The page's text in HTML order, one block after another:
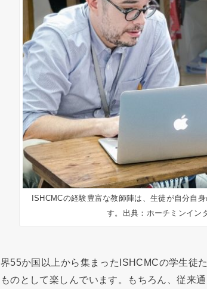
ISHCMCの経験豊富な教師陣は、生徒が自分自
す。出典：ホーチミンイン
55か国以上から集まったISHCMCの学生徒
のとして楽しんでいます。もちろん、従来